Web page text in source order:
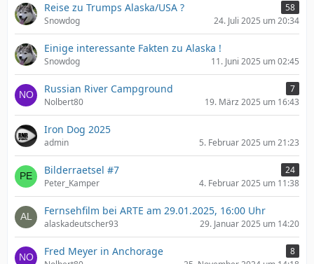
Reise zu Trumps Alaska/USA ?
58
Snowdog
24. Juli 2025 um 20:34
Einige interessante Fakten zu Alaska !
Snowdog 11. Juni 2025 um 02:45
Russian River Campground
7
Nolbert80
19. März 2025 um 16:43
Iron Dog 2025
admin 5. Februar 2025 um 21:23
Bilderraetsel #7
24
Peter_Kamper
4. Februar 2025 um 11:38
Fernsehfilm bei ARTE am 29.01.2025, 16:00 Uhr
alaskadeutscher93 29. Januar 2025 um 14:20
Fred Meyer in Anchorage
8